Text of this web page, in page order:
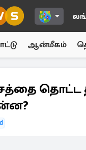
ஆன்மீகம்